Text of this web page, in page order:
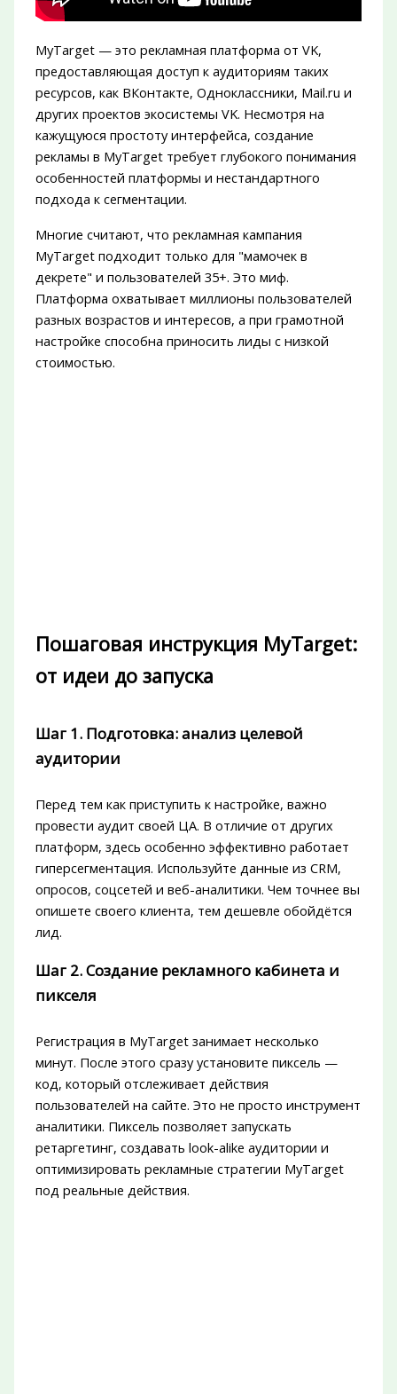
MyTarget — это рекламная платформа от VK,
предоставляющая доступ к аудиториям таких
ресурсов, как ВКонтакте, Одноклассники, Mail.ru и
других проектов экосистемы VK. Несмотря на
кажущуюся простоту интерфейса, создание
рекламы в MyTarget требует глубокого понимания
особенностей платформы и нестандартного
подхода к сегментации.
Многие считают, что рекламная кампания
MyTarget подходит только для "мамочек в
декрете" и пользователей 35+. Это миф.
Платформа охватывает миллионы пользователей
разных возрастов и интересов, а при грамотной
настройке способна приносить лиды с низкой
стоимостью.
Пошаговая инструкция MyTarget:
от идеи до запуска
Шаг 1. Подготовка: анализ целевой
аудитории
Перед тем как приступить к настройке, важно
провести аудит своей ЦА. В отличие от других
платформ, здесь особенно эффективно работает
гиперсегментация. Используйте данные из CRM,
опросов, соцсетей и веб-аналитики. Чем точнее вы
опишете своего клиента, тем дешевле обойдётся
лид.
Шаг 2. Создание рекламного кабинета и
пикселя
Регистрация в MyTarget занимает несколько
минут. После этого сразу установите пиксель —
код, который отслеживает действия
пользователей на сайте. Это не просто инструмент
аналитики. Пиксель позволяет запускать
ретаргетинг, создавать look-alike аудитории и
оптимизировать рекламные стратегии MyTarget
под реальные действия.